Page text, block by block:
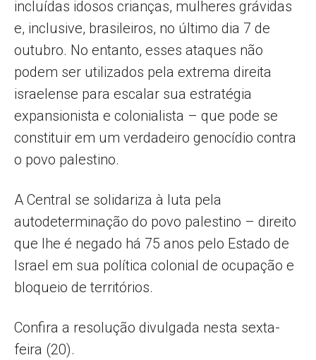
incluídas idosos crianças, mulheres grávidas
e, inclusive, brasileiros, no último dia 7 de
outubro. No entanto, esses ataques não
podem ser utilizados pela extrema direita
israelense para escalar sua estratégia
expansionista e colonialista – que pode se
constituir em um verdadeiro genocídio contra
o povo palestino.
A Central se solidariza à luta pela
autodeterminação do povo palestino – direito
que lhe é negado há 75 anos pelo Estado de
Israel em sua política colonial de ocupação e
bloqueio de territórios.
Confira a resolução divulgada nesta sexta-
feira (20).